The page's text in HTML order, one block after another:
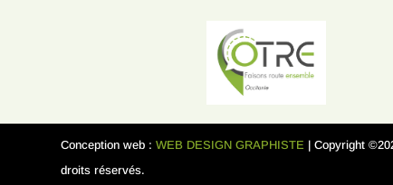
Conception web :WEB DESIGN GRAPHISTE | Copyright
droits réservés.